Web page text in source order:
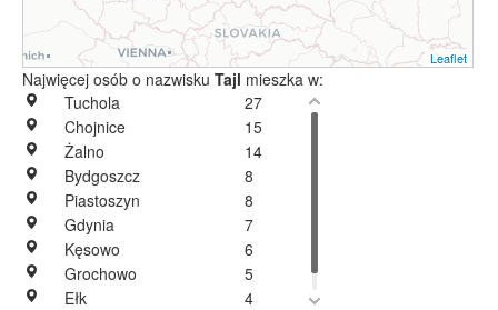
Leaflet
Najwięcej osób o nazwisku Tajl mieszka w:
Tuchola
27
Chojnice
15
Żalno
14
Bydgoszcz
8
Piastoszyn
8
Gdynia
7
Kęsowo
6
Grochowo
5
Ełk
4